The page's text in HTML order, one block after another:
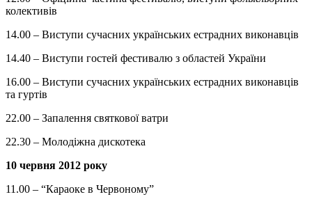
колективів
14.00 – Виступи сучасних українських естрадних виконавців
14.40 – Виступи гостей фестивалю з областей України
16.00 – Виступи сучасних українських естрадних виконавців
та гуртів
22.00 – Запалення святкової ватри
22.30 – Молодіжна дискотека
10 червня 2012 року
11.00 – “Караоке в Червоному”